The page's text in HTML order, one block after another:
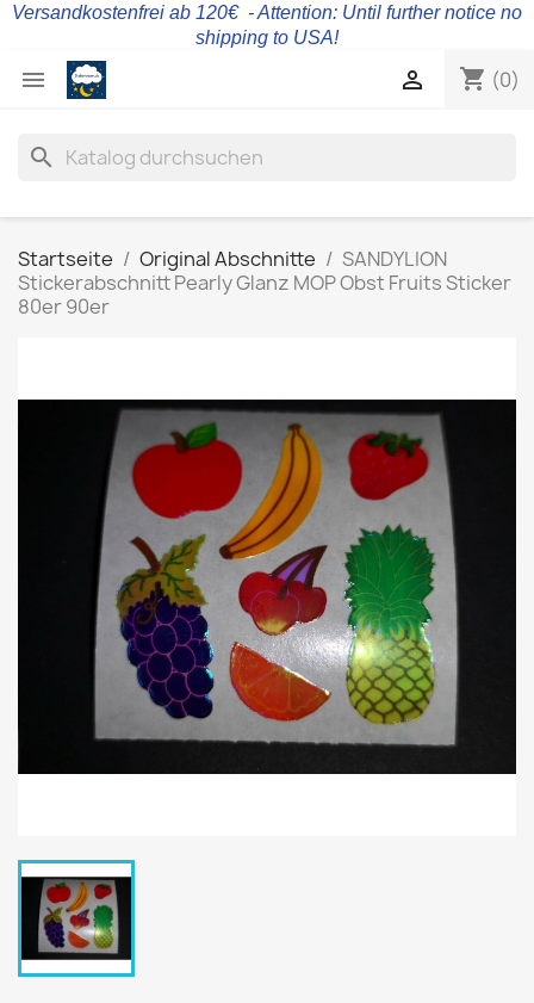
Versandkostenfrei ab 120€ - Attention: Until further notice no
shipping to USA!
 shopping_cart (0)

search
Startseite Original Abschnitte
SANDYLION
Stickerabschnitt Pearly Glanz MOP Obst Fruits Sticker
80er 90er